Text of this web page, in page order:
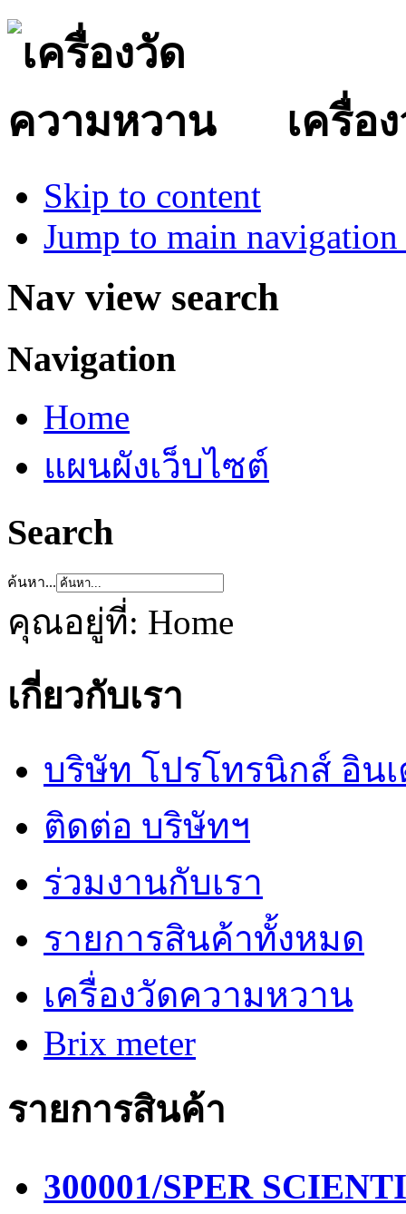
เครื่อ
Skip to content
Jump to main
Nav view search
Navigation
Home
แผนผังเว็บไซต์
Search
ค้นหา...
คุณอยู่ที่: Home
เกี่ยวกับเรา
บริษัท โปรโทรนิกส์ อิน
ติดต่อ บริษัทฯ
ร่วมงานกับเรา
รายการสินค้าทั้งหมด
เครื่องวัดความหวาน
Brix meter
รายการสินค้า
300001/SPER